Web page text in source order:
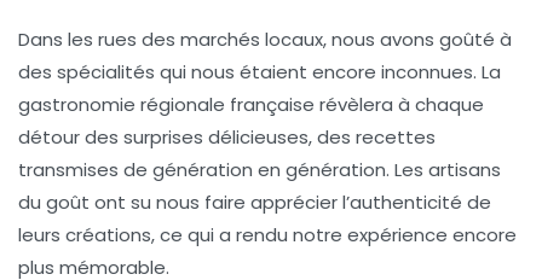
Dans les rues des marchés locaux, nous avons goûté à
des spécialités qui nous étaient encore inconnues. La
gastronomie régionale française révèlera à chaque
détour des surprises délicieuses, des recettes
transmises de génération en génération. Les artisans
du goût ont su nous faire apprécier l’authenticité de
leurs créations, ce qui a rendu notre expérience encore
plus mémorable.